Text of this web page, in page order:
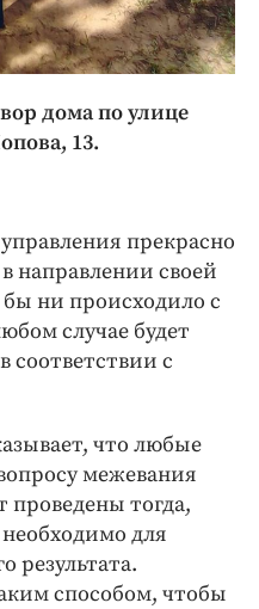
дома по улице
13.
прекрасно
направлении своей
бы ни происходило с
случае будет
соответствии с
что любые
межевания
проведены тогда,
необходимо для
результата.
способом, чтобы